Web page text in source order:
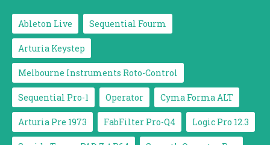
Ableton Live Sequential Fourm
Arturia Keystep
Melbourne Instruments Roto-Control
Sequential Pro-1 Operator Cyma Forma ALT
Arturia Pre 1973 FabFilter Pro-Q4 Logic Pro 12.3